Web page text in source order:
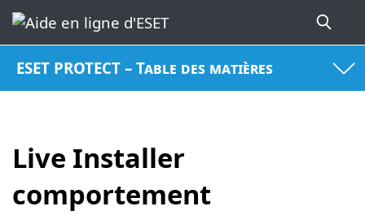
ESET PROTECT – Table des matières
Live Installer
comportement